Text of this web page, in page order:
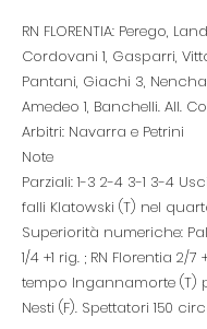
RN FLORENTIA: Perego,
Cordovani 1, Gasparri,
Pantani, Giachi 3, Nencha
Amedeo 1, Banchelli. All.
Arbitri: Navarra e Petrini
Note
Parziali: 1-3 2-4 3-1 3-4
falli Klatowski (T) nel
Superiorità numeriche:
1/4 +1 rig. ; RN Florentia 2/
tempo Ingannamorte (T)
Nesti (F). Spettatori 150